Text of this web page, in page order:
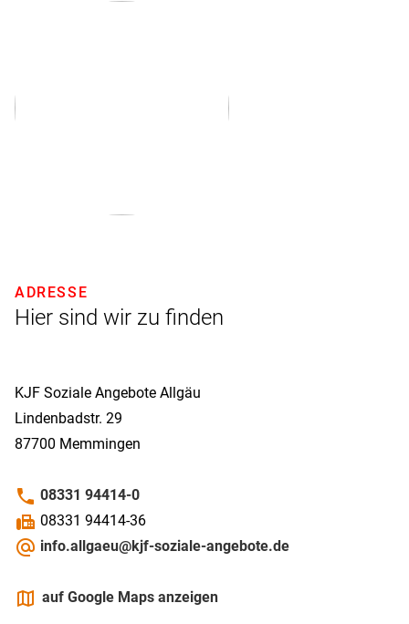
Hier sind wir zu finden
ADRESSE
KJF Soziale Angebote Allgäu
Lindenbadstr. 29
87700 Memmingen
phone 08331 94414-0
fax 08331 94414-36
alternate_email info.allgaeu@kjf-soziale-angebote.de
mapsauf Google Maps anzeigen